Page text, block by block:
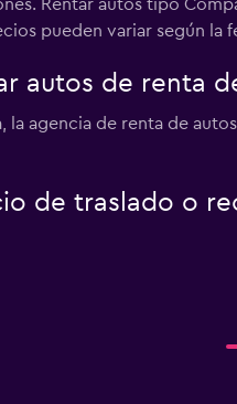
Rentar autos tipo
pueden variar según la
autos de renta
la agencia de renta de
de traslado o